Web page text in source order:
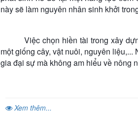
này sẽ làm nguyên nhân sinh khởi
Việc chọn hiền tài trong xây
một giống cây, vật nuôi, nguyên
gia đại sự mà không am hiểu về nông
Xem thêm...